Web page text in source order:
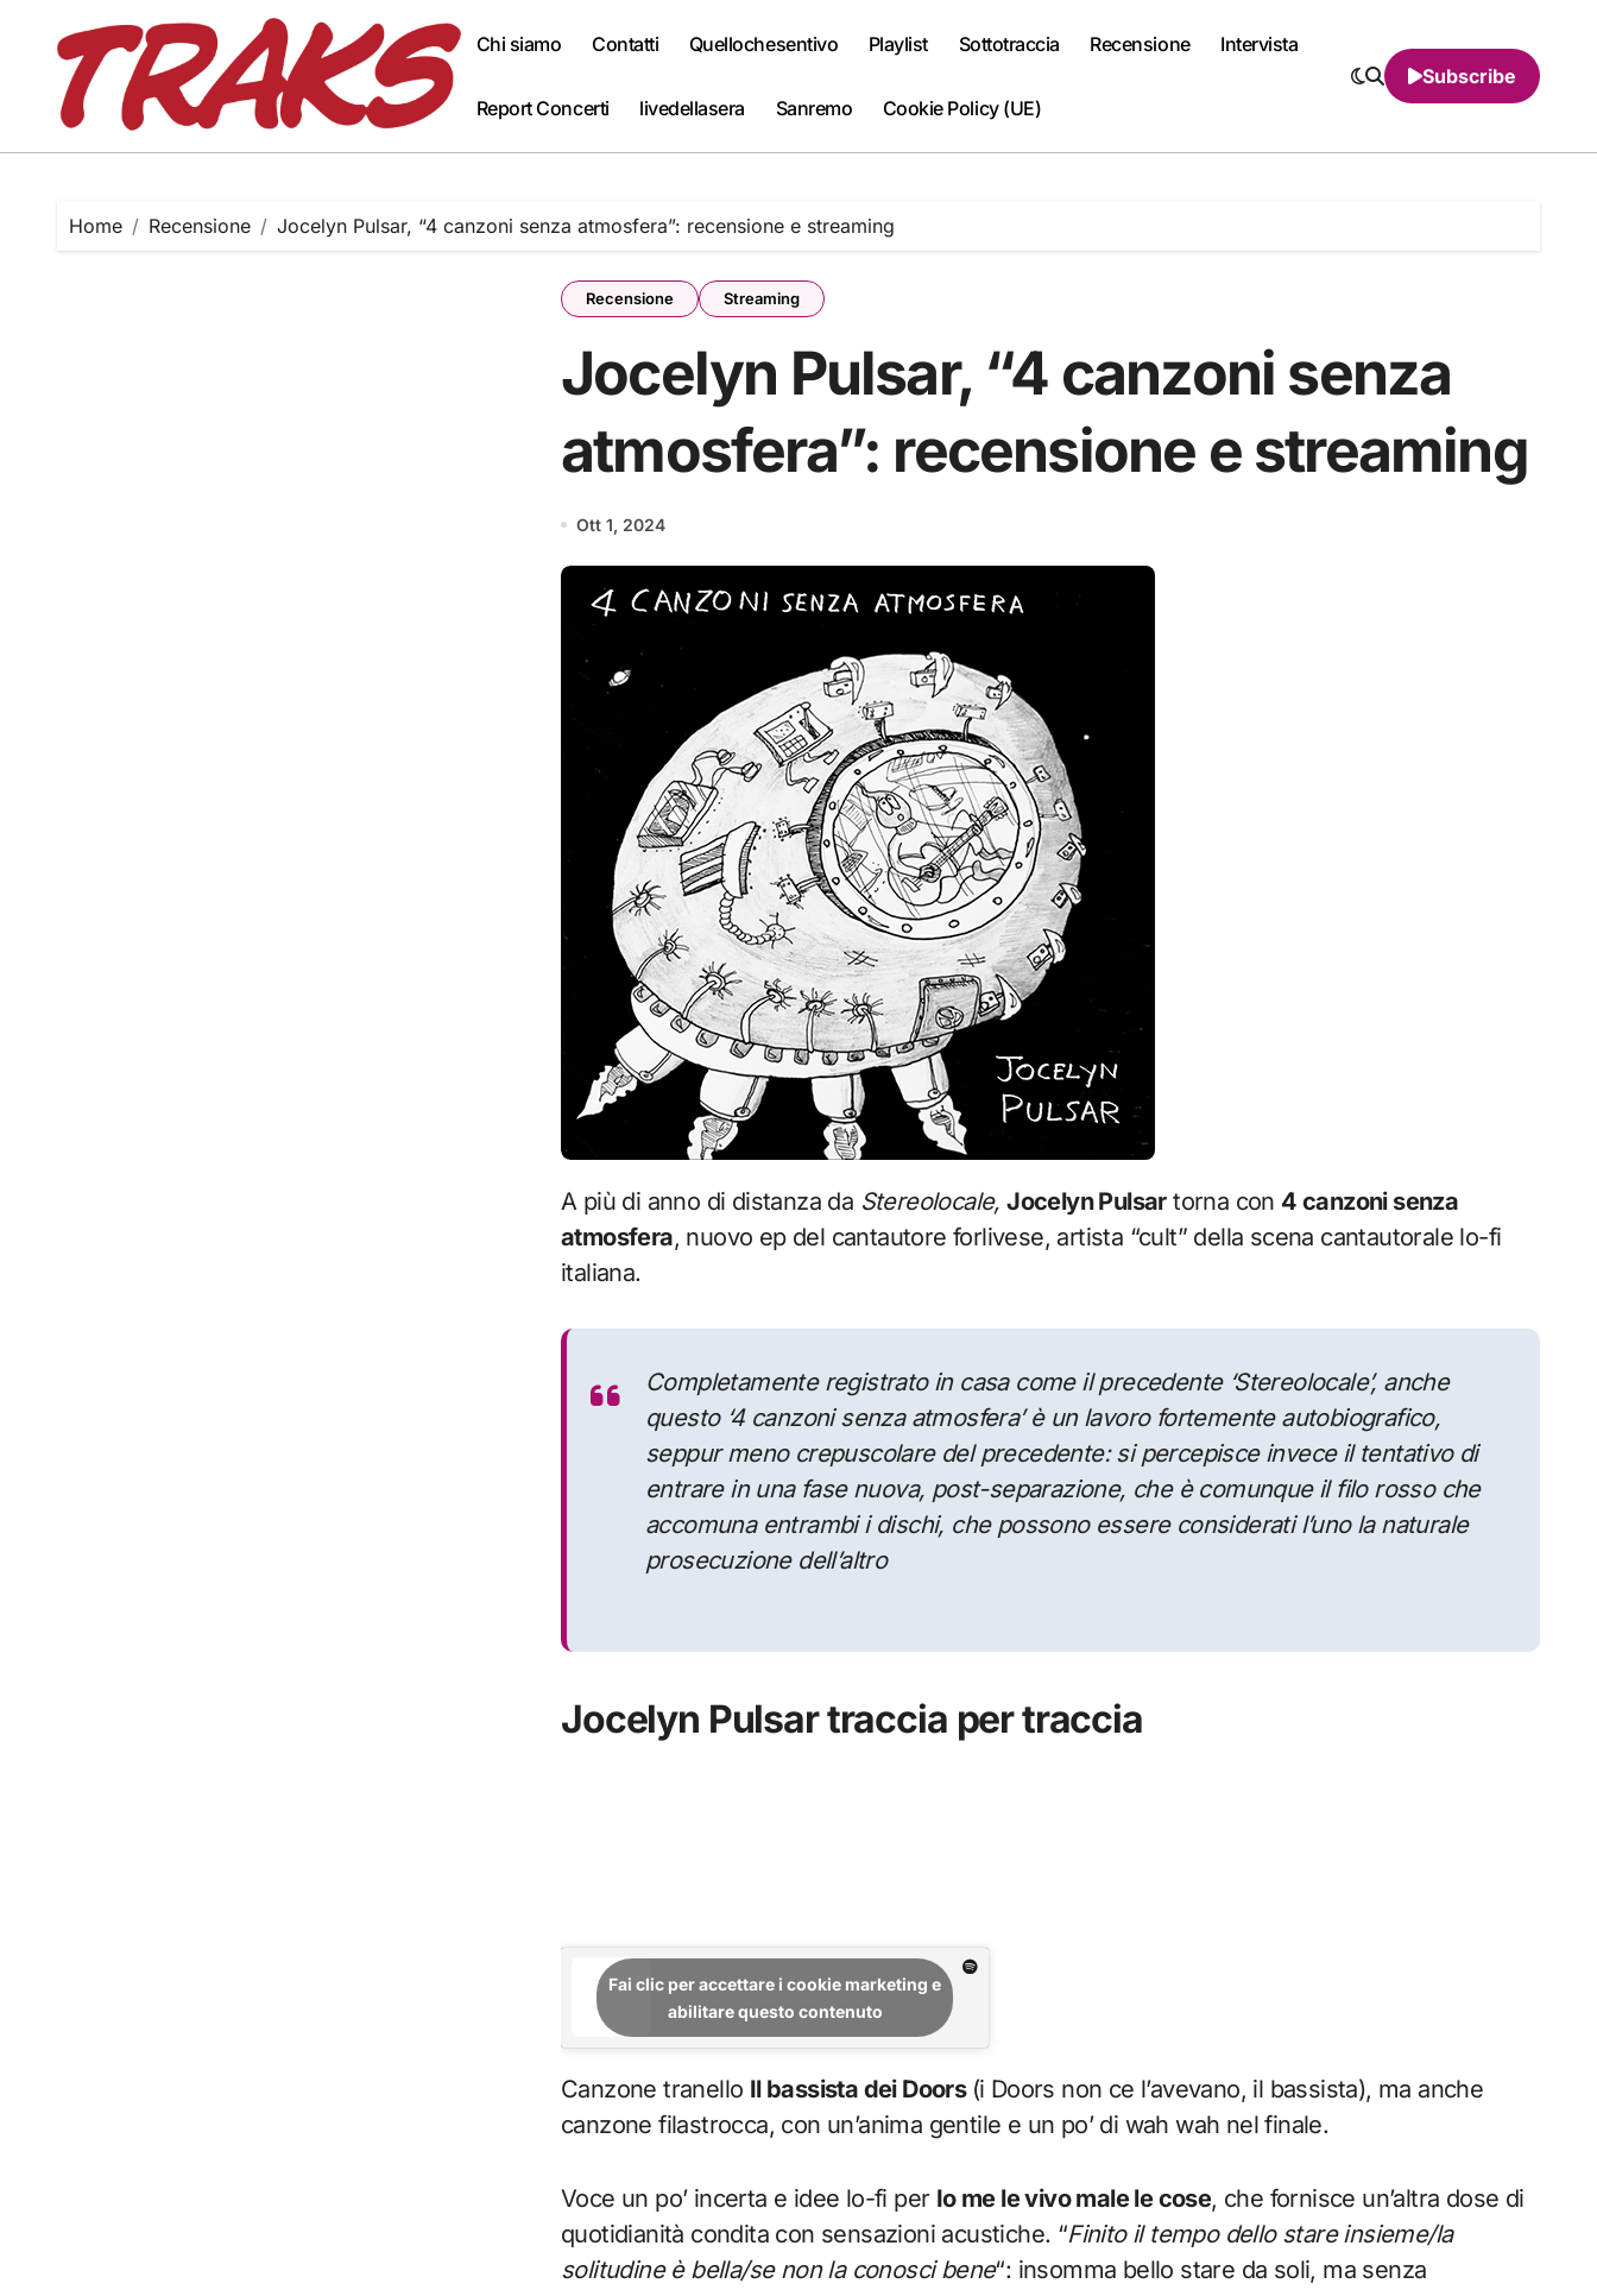
content
Chi siamo Contatti Quellochesentivo Playlist Sottotraccia Recensione Intervista
Report Concerti livedellasera Sanremo Cookie Policy (UE)
Subscribe
Home Recensione Jocelyn Pulsar, “4 canzoni senza atmosfera”: recensione e streaming
Recensione Streaming
Jocelyn Pulsar, “4 canzoni senza
atmosfera”: recensione e streaming
Ott 1, 2024
A più di anno di distanza da Stereolocale, Jocelyn Pulsartorna con 4 canzoni senza
atmosfera, nuovo ep del cantautore forlivese, artista “cult” della scena cantautorale lo-fi
italiana.
Completamente registrato in casa come il precedente ‘Stereolocale’, anche
questo ‘4 canzoni senza atmosfera’ è un lavoro fortemente autobiografico,
seppur meno crepuscolare del precedente: si percepisce invece il tentativo di
entrare in una fase nuova, post-separazione, che è comunque il filo rosso che
accomuna entrambi i dischi, che possono essere considerati l’uno la naturale
prosecuzione dell’altro
Jocelyn Pulsar traccia per traccia
Fai clic per accettare i cookie marketing e
abilitare questo contenuto
Canzone tranello Il bassista dei Doors (i Doors non ce l’avevano, il bassista), ma anche
canzone filastrocca, con un’anima gentile e un po’ di wah wah nel finale.
Voce un po’ incerta e idee lo-fi per Io me le vivo male le cose, che fornisce un’altra dose di
quotidianità condita con sensazioni acustiche. “Finito il tempo dello stare insieme/la
solitudine è bella/se non la conosci bene“: insomma bello stare da soli, ma senza